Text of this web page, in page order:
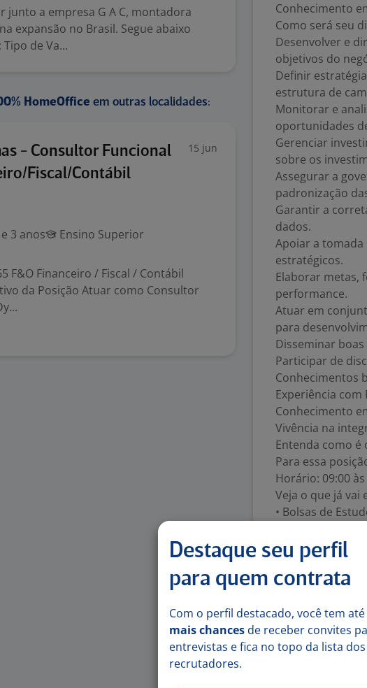
junto a empresa G A C, montadora
expansão no Brasil. Segue abaixo
de Va...
HomeOffice em outras localidades:
- Consultor Funcional
Fiscal/Contábil
15 jun
3 anos
Ensino Superior
F&O Financeiro / Fiscal / Contábil
da Posição Atuar como Consultor
Conhecimento
Como será seu
Desenvolver e
objetivos do
Definir
estrutura de
Monitorar e
oportunidades
Gerenciar
sobre os
Assegurar a
padronização
Garantir a
dados.
Apoiar a tomada
estratégicos.
Elaborar metas,
performance.
Atuar em
para
Disseminar
Participar de
Conhecimentos
Experiência com
Conhecimento
Vivência na
Entenda como é
Para essa
Horário: 09:00
Veja o que já vai
• Bolsas de
• Indicação de
• Programa de
• Totalpass;
• Zenklub;
• ECOA –
• Day-off no
• Abono de
• Programa
marcantes de
Destaque seu perfil
para quem contrata
Com o perfil destacado, você tem até
mais chances de receber convites
entrevistas e fica no topo da lista dos
recrutadores.